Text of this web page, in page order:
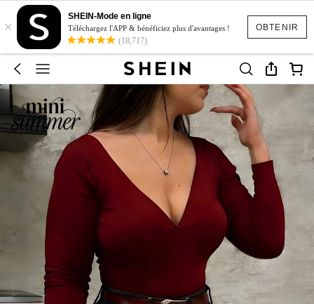
OBTENIR
×
SHEIN-Mode en ligne
Téléchargez l'APP & bénéficiez plus d'avantages !
(18,717)